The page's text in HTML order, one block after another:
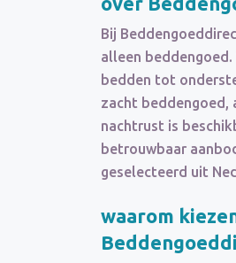
Bij
alleen
bedden tot
zacht beddengoed,
nachtrust is
betrouwbaar
geselecteerd uit
waarom